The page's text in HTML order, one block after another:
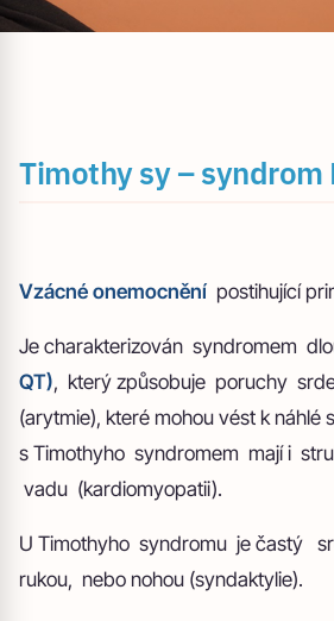
Timothy sy – syndrom
Vzácné onemocnění postihující
Je charakterizován syndromem
QT), který způsobuje poruchy
(arytmie), které mohou vést k náhlé
s Timothyho syndromem mají i
vadu (kardiomyopatii).
U Timothyho syndromu je častý
rukou, nebo nohou (syndaktylie).